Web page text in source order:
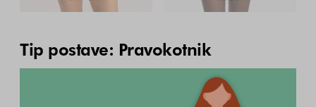
Tip postave: Pravokotnik